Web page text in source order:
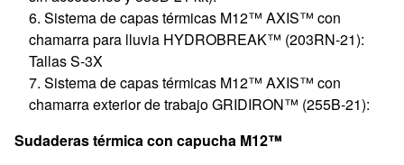
Sistema de capas térmicas M12™ AXIS™ con
chamarra para lluvia HYDROBREAK™ (203RN-21):
Tallas S-3X
Sistema de capas térmicas M12™ AXIS™ con
chamarra exterior de trabajo GRIDIRON™ (255B-21):
Sudaderas térmica con capucha M12™